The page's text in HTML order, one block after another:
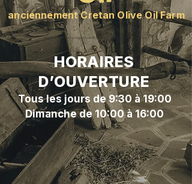
anciennement Cretan Olive Oil Farm
Visitez notre ferme familiale d’huile d’olive et plongez dans la culture crétoise
HORAIRES
D’OUVERTURE
Tous les jours de 9:30 à 19:00
Dimanche de 10:00 à 16:00